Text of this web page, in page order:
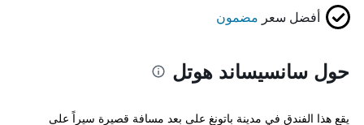
أفضل سعر مضمون
حول سانسيساند هوتل
يقع هذا الفندق في مدينة باتونغ على بعد مسافة قصيرة سيراً على